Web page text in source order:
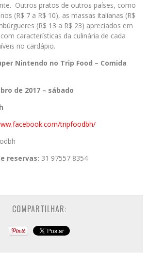
Outros pratos de outros países, como
(R$ 7 a R$ 10), as massas italianas (R$
(R$ 13 a R$ 23) apreciados em
características da culinária de cada
no cardápio.
Nintendo no Trip Food – Comida
de 2017 – sábado
tripfoodbh/
reservas: 31 97557 8354
COMPARTILHAR: